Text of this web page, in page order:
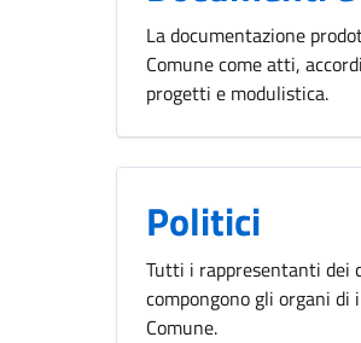
La documentazione
Comune come atti,
progetti e modulistica.
Politici
Tutti i rappresentanti dei
compongono gli organi di
Comune.